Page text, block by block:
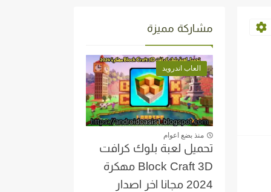
مشاركة مميزة
العاب اندرويد
منذ بضع اعوام
تحميل لعبة بلوك كرافت
Block Craft 3D مهكرة
2024 مجانا اخر اصدار